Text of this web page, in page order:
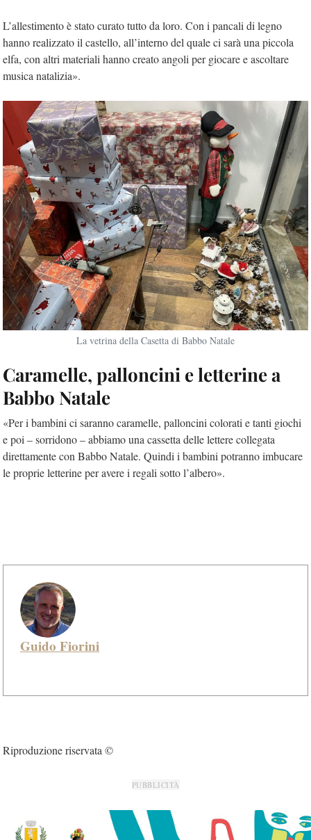
L’allestimento è stato curato tutto da loro. Con i pancali di legno
hanno realizzato il castello, all’interno del quale ci sarà una piccola
elfa, con altri materiali hanno creato angoli per giocare e ascoltare
musica natalizia».
La vetrina della Casetta di Babbo Natale
Caramelle, palloncini e letterine a
Babbo Natale
«Per i bambini ci saranno caramelle, palloncini colorati e tanti giochi
e poi – sorridono – abbiamo una cassetta delle lettere collegata
direttamente con Babbo Natale. Quindi i bambini potranno imbucare
le proprie letterine per avere i regali sotto l’albero».
Guido Fiorini
Riproduzione riservata ©
PUBBLICITÀ